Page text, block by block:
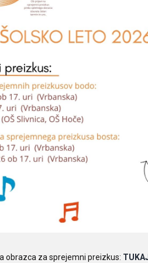
obrazca za sprejemni preizkus: TU